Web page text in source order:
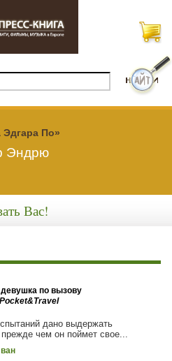
Эдгара По»
Эндрю
Вас!
по вызову
дано выдержать
прежде чем он поймет свое...